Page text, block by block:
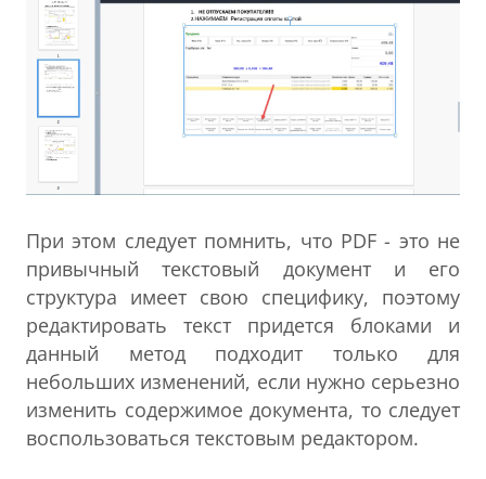
При этом следует помнить, что PDF - это не
привычный текстовый документ и его
структура имеет свою специфику, поэтому
редактировать текст придется блоками и
данный метод подходит только для
небольших изменений, если нужно серьезно
изменить содержимое документа, то следует
воспользоваться текстовым редактором.